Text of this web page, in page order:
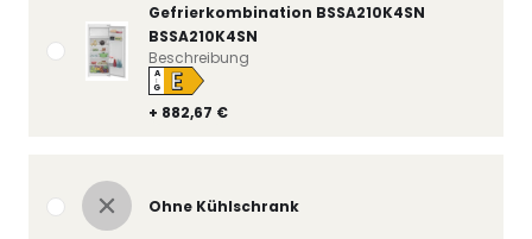
Gefrierkombination BSSA210K4SN
BSSA210K4SN
+ 882,67 €
A
↑
G E
Beschreibung
Ohne Kühlschrank